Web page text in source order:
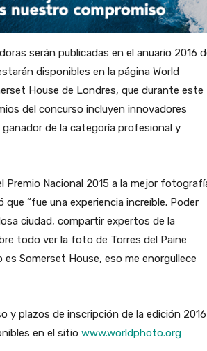
serán publicadas en el anuario 2016
disponibles en la página World
House de Londres, que durante este
del concurso incluyen innovadores
de la categoría profesional y
Premio Nacional 2015 a la mejor
“fue una experiencia increíble. Poder
ciudad, compartir expertos de la
todo ver la foto de Torres del Paine
Somerset House, eso me enorgullece
y plazos de inscripción de la edición
en el sitio www.worldphoto.org